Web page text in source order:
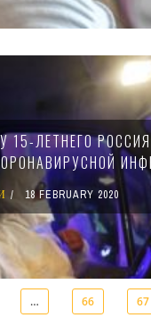
15-ЛЕТНЕГО
18 FEBRUARY 2020
… 66 67